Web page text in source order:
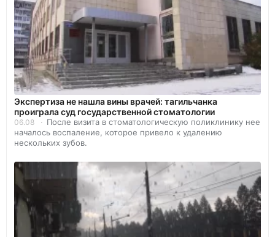
Экспертиза не нашла вины врачей: тагильчанка
проиграла суд государственной стоматологии
06.08
После визита в стоматологическую поликлинику нее
началось воспаление, которое привело к удалению
нескольких зубов.